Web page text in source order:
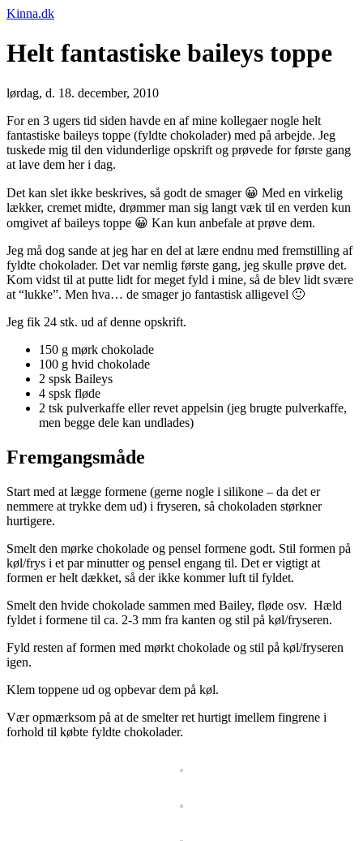
Kinna.dk
Helt fantastiske baileys toppe
lørdag, d. 18. december, 2010
For en 3 ugers tid siden havde en af mine kollegaer nogle helt
fantastiske baileys toppe (fyldte chokolader) med på arbejde. Jeg
tuskede mig til den vidunderlige opskrift og prøvede for første gang
at lave dem her i dag.
Det kan slet ikke beskrives, så godt de smager 😀 Med en virkelig
lækker, cremet midte, drømmer man sig langt væk til en verden kun
omgivet af baileys toppe 😀 Kan kun anbefale at prøve dem.
Jeg må dog sande at jeg har en del at lære endnu med fremstilling af
fyldte chokolader. Det var nemlig første gang, jeg skulle prøve det.
Kom vidst til at putte lidt for meget fyld i mine, så de blev lidt svære
at “lukke”. Men hva… de smager jo fantastisk alligevel 🙂
Jeg fik 24 stk. ud af denne opskrift.
150 g mørk chokolade
100 g hvid chokolade
2 spsk Baileys
4 spsk fløde
2 tsk pulverkaffe eller revet appelsin (jeg brugte pulverkaffe,
men begge dele kan undlades)
Fremgangsmåde
Start med at lægge formene (gerne nogle i silikone – da det er
nemmere at trykke dem ud) i fryseren, så chokoladen størkner
hurtigere.
Smelt den mørke chokolade og pensel formene godt. Stil formen på
køl/frys i et par minutter og pensel engang til. Det er vigtigt at
formen er helt dækket, så der ikke kommer luft til fyldet.
Smelt den hvide chokolade sammen med Bailey, fløde osv. Hæld
fyldet i formene til ca. 2-3 mm fra kanten og stil på køl/fryseren.
Fyld resten af formen med mørkt chokolade og stil på køl/fryseren
igen.
Klem toppene ud og opbevar dem på køl.
Vær opmærksom på at de smelter ret hurtigt imellem fingrene i
forhold til købte fyldte chokolader.